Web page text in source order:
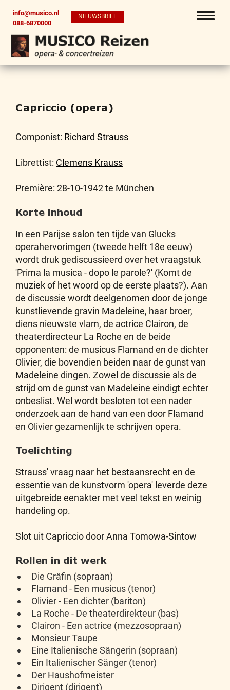
info@musico.nl
088-6870000
NIEUWSBRIEF
Capriccio (opera)
Componist: Richard Strauss
Librettist: Clemens Krauss
Première: 28-10-1942 te München
Korte inhoud
In een Parijse salon ten tijde van Glucks
operahervorimgen (tweede helft 18e eeuw)
wordt druk gediscussieerd over het vraagstuk
'Prima la musica - dopo le parole?' (Komt de
muziek of het woord op de eerste plaats?). Aan
de discussie wordt deelgenomen door de jonge
kunstlievende gravin Madeleine, haar broer,
diens nieuwste vlam, de actrice Clairon, de
theaterdirecteur La Roche en de beide
opponenten: de musicus Flamand en de dichter
Olivier, die bovendien beiden naar de gunst van
Madeleine dingen. Zowel de discussie als de
strijd om de gunst van Madeleine eindigt echter
onbeslist. Wel wordt besloten tot een nader
onderzoek aan de hand van een door Flamand
en Olivier gezamenlijk te schrijven opera.
Toelichting
Strauss' vraag naar het bestaansrecht en de
essentie van de kunstvorm 'opera' leverde deze
uitgebreide eenakter met veel tekst en weinig
handeling op.
Slot uit Capriccio door Anna Tomowa-Sintow
Rollen in dit werk
Die Gräfin (sopraan)
Flamand - Een musicus (tenor)
Olivier - Een dichter (bariton)
La Roche - De theaterdirekteur (bas)
Clairon - Een actrice (mezzosopraan)
Monsieur Taupe
Eine Italienische Sängerin (sopraan)
Ein Italienischer Sänger (tenor)
Der Haushofmeister
Dirigent (dirigent)